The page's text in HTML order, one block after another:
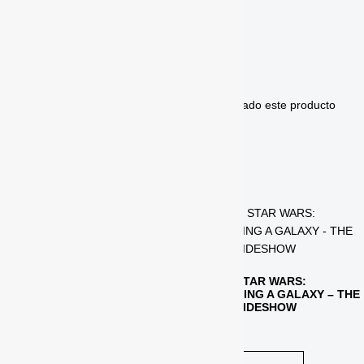
Solo los usuarios registrados que hayan comprado este producto
LIBROS STAR WARS:
COLLECTING A GALAXY – THE
ART OF SIDESHOW